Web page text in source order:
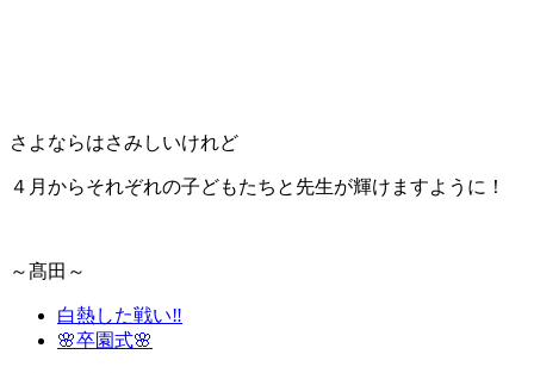
さよならはさみしいけれど
４月からそれぞれの子どもたちと先生が輝けますように！
～髙田～
白熱した戦い‼
🌸卒園式🌸